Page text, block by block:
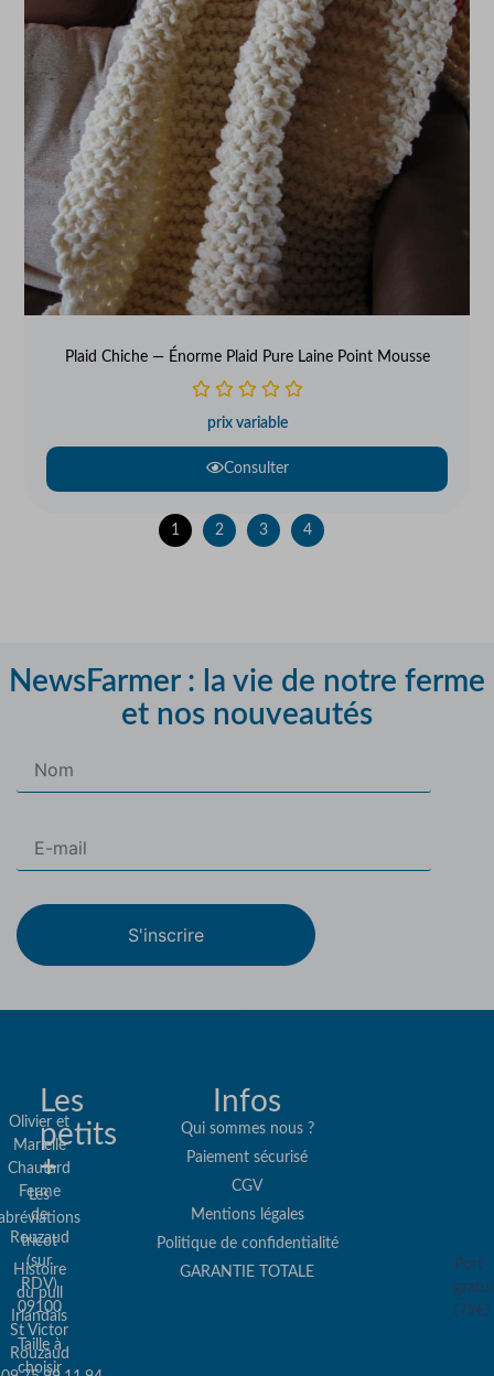
Plaid Chiche — Énorme Plaid Pure Laine Point Mousse
prix variable
Consulter
1 2 3 4
NewsFarmer : la vie de notre ferme
et nos nouveautés
S'inscrire
Olivier et
Marielle
Chautard
Ferme
de
Rouzaud
(sur
RDV)
09100
St Victor
Rouzaud
Les
petits
+
Les
tricot
Histoire
du pull
Irlandais
Taille à
choisir
Infos
Qui sommes nous ?
Paiement sécurisé
CGV
Mentions légales
Politique de confidentialité
GARANTIE TOTALE
Port
(79€)